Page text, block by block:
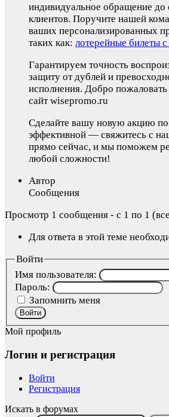
индивидуальное обращение
клиентов. Поручите нашей
ваших персонализированных
таких как: лотерейные билеты
Гарантируем точность
защиту от дублей и
исполнения. Добро
сайт wisepromo.ru
Сделайте вашу новую акцию
эффективной — свяжитесь с
прямо сейчас, и мы поможем
любой сложности!
Автор
Сообщения
Просмотр 1 сообщения - с 1 по 1
Для ответа в этой теме
Войти
Имя пользователя:
Пароль:
Запомнить меня
Войти
Мой профиль
Логин и регистрация
Войти
Регистрация
Искать в форумах